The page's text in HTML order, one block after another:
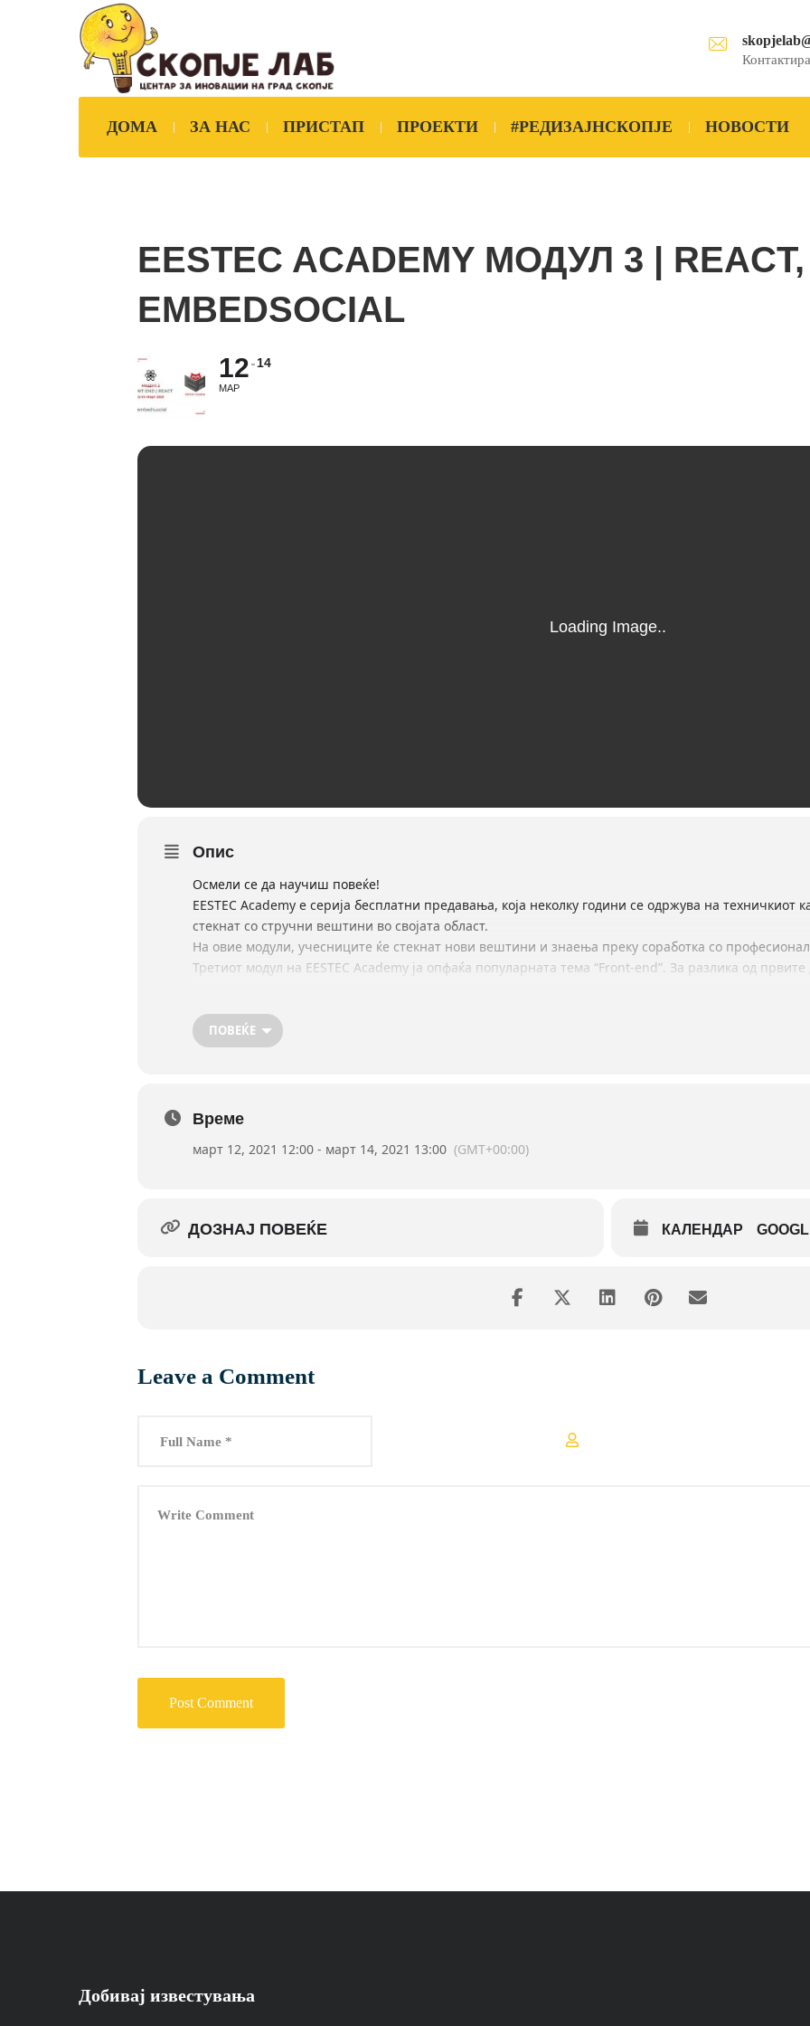
ДОМА ЗА НАС ПРИСТАП ПРОЕКТИ #РЕДИЗАЈНСКОПЈЕ НОВОСТИ
EESTEC ACADEMY МОДУЛ 3 |
EMBEDSOCIAL
12
МАР
14
Опис
Осмели се да научиш повеќе!
EESTEC Academy е серија бесплатни предавања, којa неколку години се одржува на техничкиот
стекнат со стручни вештини во својата област.
На овие модули, учесниците ќе стекнат нови вештини и знаења преку соработка со
Третиот модул на EESTEC Academy ја опфаќа популарната тема “Front-end”. За разлика од
подобрат своите вештини.
Поради пандемијата на COVID-19, овој настан ќе се изведува online.
Формата за пријавување ќе биде отворена до 8ми март!
За повеќе информации следете ги нашите профили:
Instagram:https://www.instagram.com/eesteclcskopje/
https://www.facebook.com/EESTECLCSkopje
ПОВЕЌЕ
Време
март 12, 2021 12:00 - март 14, 2021 13:00 (GMT+00:00)
ДОЗНАЈ ПОВЕЌЕ КАЛЕНДАР
Leave a Comment
Добивај известувања